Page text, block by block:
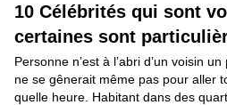
10 Célébrités qui sont
certaines sont
Personne n’est à l’abri d’un voisin
ne se gênerait même pas pour aller
quelle heure. Habitant dans des